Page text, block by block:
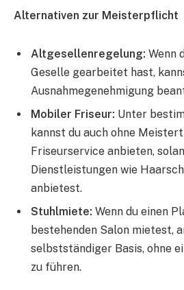
Alternativen zur Meisterpflicht
Altgesellenregelung: Wenn
Geselle gearbeitet hast,
Ausnahmegenehmigung
Mobiler Friseur: Unter
kannst du auch ohne
Friseurservice anbieten,
Dienstleistungen wie
anbietest.
Stuhlmiete: Wenn du einen
bestehenden Salon mietest,
selbstständiger Basis, ohne
zu führen.